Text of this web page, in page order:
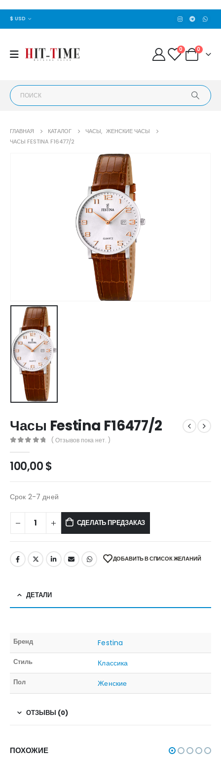
$ USD
0 0
ГЛАВНАЯ КАТАЛОГ ЧАСЫ, ЖЕНСКИЕ ЧАСЫ
ЧАСЫ FESTINA F16477/2
Часы Festina F16477/2
( Отзывов пока нет. )
100,00$
Срок 2-7 дней
СДЕЛАТЬ ПРЕДЗАКАЗ
ДОБАВИТЬ В СПИСОК ЖЕЛАНИЙ
ДЕТАЛИ
Бренд Festina
Стиль Классика
Пол Женские
ОТЗЫВЫ (0)
ПОХОЖИЕ